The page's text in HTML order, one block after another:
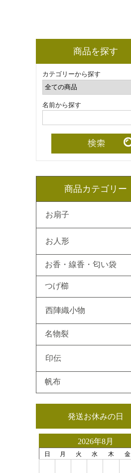
商品を探す
カテゴリーから探す
名前から探す
商品カテゴリー
お扇子
お人形
お香・線香・匂い袋
つげ櫛
西陣織小物
名物裂
印伝
帆布
発送お休みの日
2026年8月
日 月 火 水 木 金